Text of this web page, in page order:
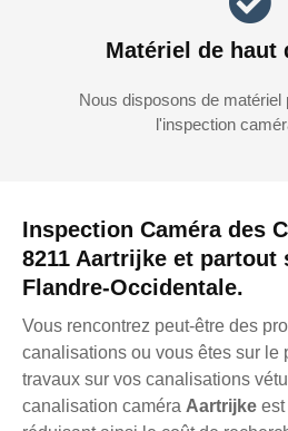
Inspection Caméra des
8211 Aartrijke et partout
Flandre-Occidentale.
Vous rencontrez peut-être des
canalisations ou vous êtes sur le
travaux sur vos canalisations
canalisation caméra Aartrijke est
Matériel de haut
Nous disposons de matériel
l'inspection